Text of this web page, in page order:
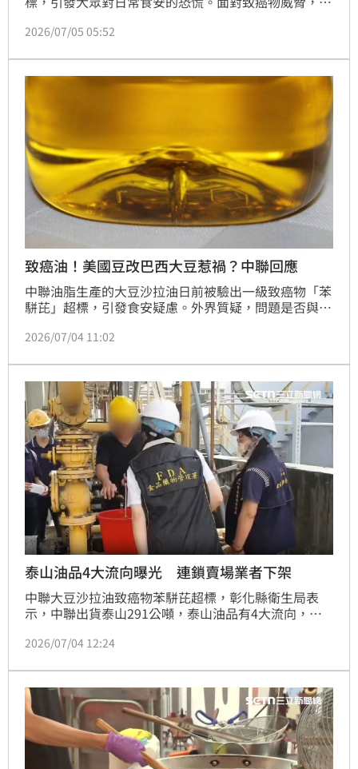
進入細胞核前的關鍵短時間內，攝取特定天然食材，有
2026/07/05 05:52
致癌油！美國豆改巴西大豆惹禍？中聯回應
中聯油脂生產的大豆沙拉油日前被驗出一級致癌物「苯
駢芘」超標，引發食安疑慮。外界質疑，問題是否與業
脂蔣姓襄理今（4日）表示，美國與巴西大豆本就依產
家全面檢視原料與生產流程，相關原因仍待衛福部食藥
署調查釐清。
2026/07/04 11:02
泰山油品4大流向曝光 連鎖賣場業者下架
中聯大豆沙拉油致癌物苯駢芘超標，彰化縣衛生局表
示，中聯出貨泰山291公噸，泰山油品有4大流向，其
54公噸已全下架。
2026/07/04 12:24